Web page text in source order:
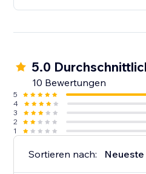
5.0
10 Bewertungen
5
4
3
2
1
Sortieren nach: Neueste